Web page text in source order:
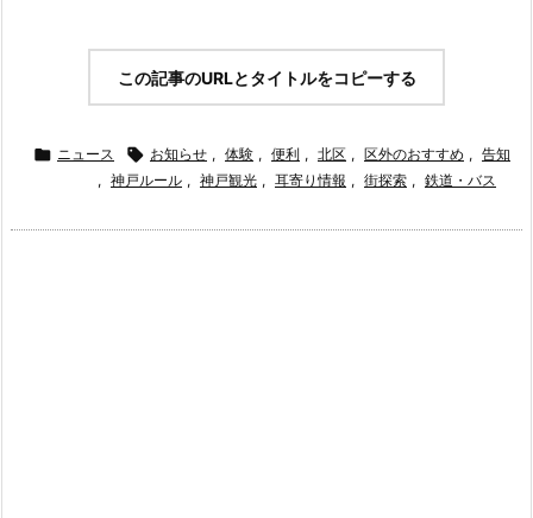
この記事のURLとタイトルをコピーする
 ニュース  お知らせ , 体験 , 便利 , 北区 , 区外のおすすめ , 告知
, 神戸ルール , 神戸観光 , 耳寄り情報 , 街探索 , 鉄道・バス